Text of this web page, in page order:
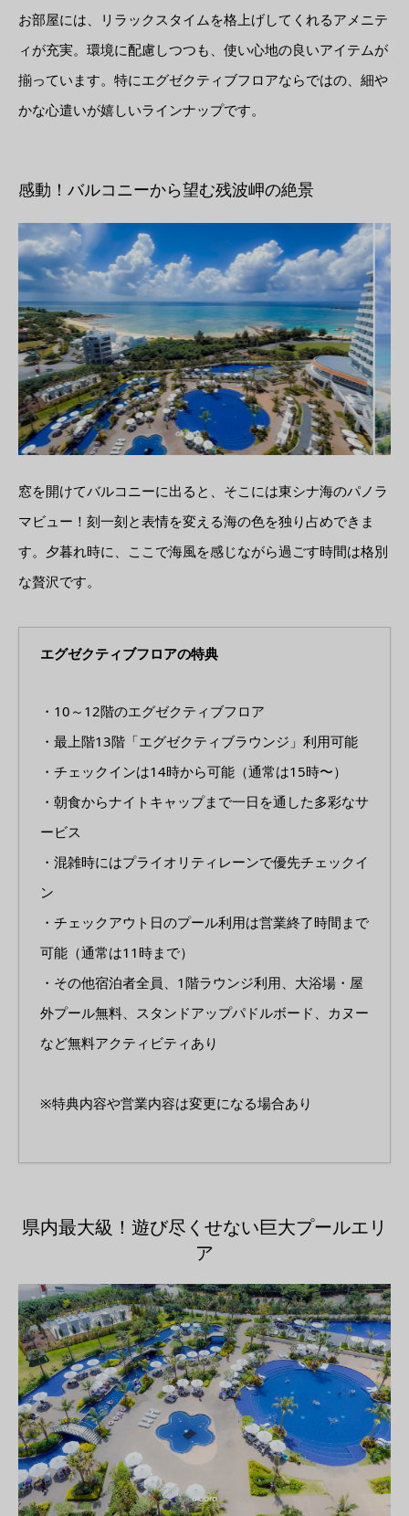
お部屋には、リラックスタイムを格上げしてくれるアメニテ
ィが充実。環境に配慮しつつも、使い心地の良いアイテムが
揃っています。特にエグゼクティブフロアならではの、細や
かな心遣いが嬉しいラインナップです。
感動！バルコニーから望む残波岬の絶景
窓を開けてバルコニーに出ると、そこには東シナ海のパノラ
マビュー！刻一刻と表情を変える海の色を独り占めできま
す。夕暮れ時に、ここで海風を感じながら過ごす時間は格別
な贅沢です。
エグゼクティブフロアの特典
・10～12階のエグゼクティブフロア
・最上階13階「エグゼクティブラウンジ」利用可能
・チェックインは14時から可能（通常は15時〜）
・朝食からナイトキャップまで一日を通した多彩なサ
ービス
・混雑時にはプライオリティレーンで優先チェックイ
ン
・チェックアウト日のプール利用は営業終了時間まで
可能（通常は11時まで）
・その他宿泊者全員、1階ラウンジ利用、大浴場・屋
外プール無料、スタンドアップパドルボード、カヌー
など無料アクティビティあり
※特典内容や営業内容は変更になる場合あり
県内最大級！遊び尽くせない巨大プールエリ
ア